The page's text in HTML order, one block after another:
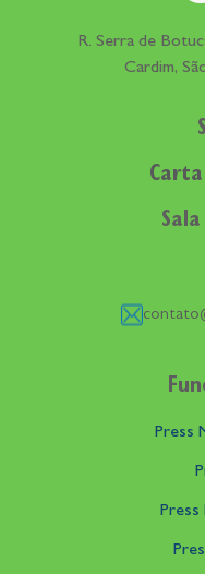
R. Serra de
Cardim,
Press